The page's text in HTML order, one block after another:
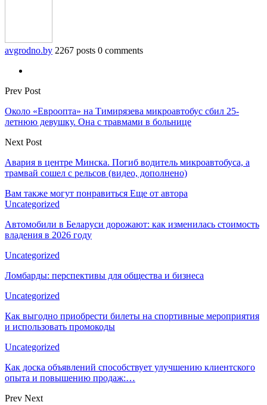
avgrodno.by 2267 posts 0 comments
Prev Post
Около «Евроопта» на Тимирязева микроавтобус сбил 25-
летнюю девушку. Она с травмами в больнице
Next Post
Авария в центре Минска. Погиб водитель микроавтобуса, а
трамвай сошел с рельсов (видео, дополнено)
Вам также могут понравиться Еще от автора
Uncategorized
Автомобили в Беларуси дорожают: как изменилась стоимость
владения в 2026 году
Uncategorized
Ломбарды: перспективы для общества и бизнеса
Uncategorized
Как выгодно приобрести билеты на спортивные мероприятия
и использовать промокоды
Uncategorized
Как доска объявлений способствует улучшению клиентского
опыта и повышению продаж:…
Prev Next